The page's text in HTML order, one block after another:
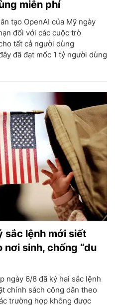
miễn phí
tạo OpenAI của Mỹ ngày
đối với các cuộc trò
tất cả người dùng
đã đạt mốc 1 tỷ người dùng
sắc lệnh mới siết
sinh, chống “du
ngày 6/8 đã ký hai sắc lệnh
chính sách công dân theo
trường hợp không được